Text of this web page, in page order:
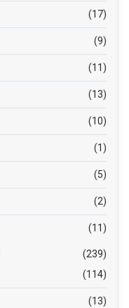
(17)
(9)
(11)
(13)
(10)
(1)
(5)
(2)
(11)
(239)
(114)
(13)